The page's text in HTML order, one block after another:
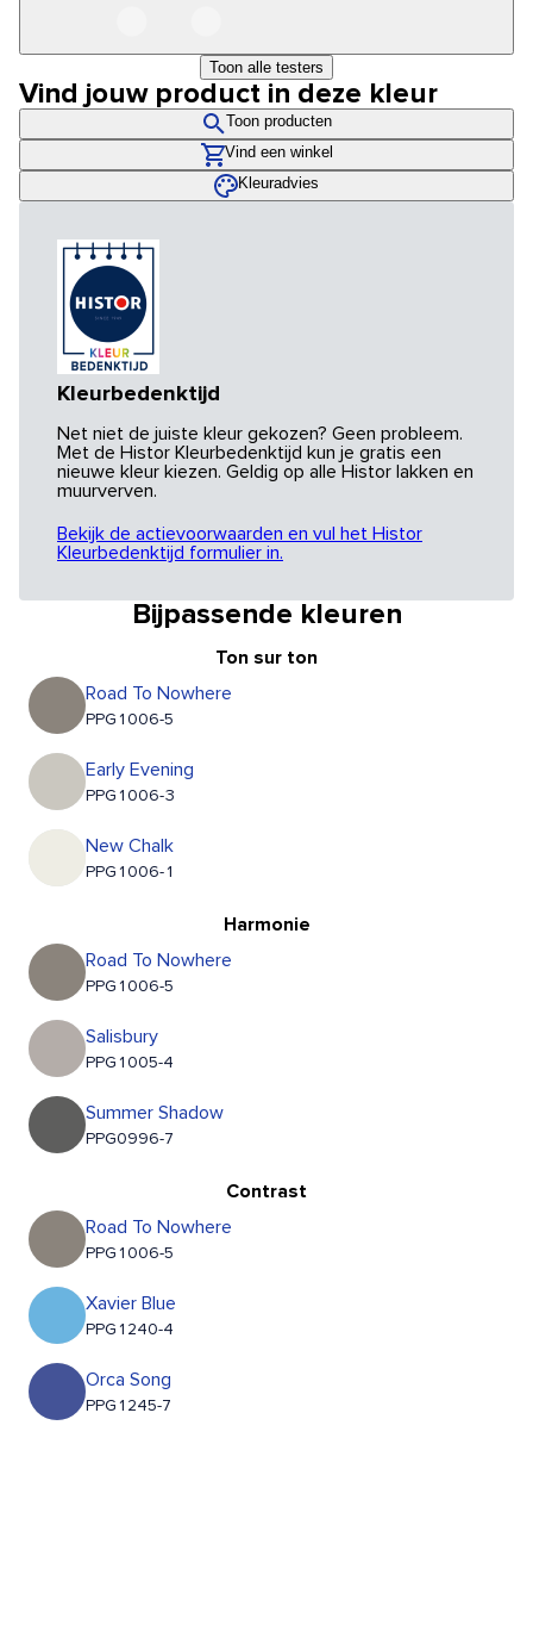
Toon alle testers
Vind jouw product in deze kleur
Toon producten
Vind een winkel
Kleuradvies
Kleurbedenktijd
Net niet de juiste kleur gekozen? Geen probleem.
Met de Histor Kleurbedenktijd kun je gratis een
nieuwe kleur kiezen. Geldig op alle Histor lakken en
muurverven.
Bekijk de actievoorwaarden en vul het Histor
Kleurbedenktijd formulier in.
Bijpassende kleuren
Ton sur ton
Road To Nowhere
PPG1006-5
Early Evening
PPG1006-3
New Chalk
PPG1006-1
Harmonie
Road To Nowhere
PPG1006-5
Salisbury
PPG1005-4
Summer Shadow
PPG0996-7
Contrast
Road To Nowhere
PPG1006-5
Xavier Blue
PPG1240-4
Orca Song
PPG1245-7